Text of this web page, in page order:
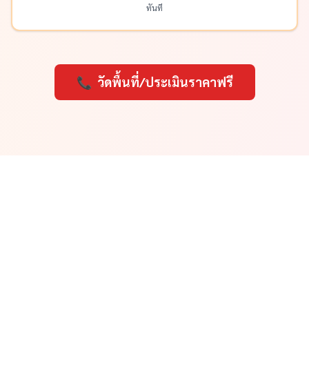
ทันที
📞 วัดพื้นที่/ประเมินราคาฟรี